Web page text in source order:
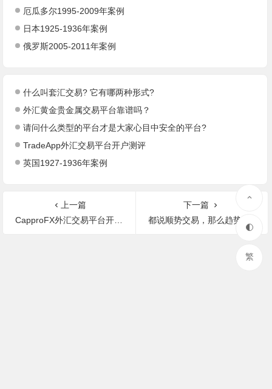
厄瓜多尔1995-2009年案例
日本1925-1936年案例
俄罗斯2005-2011年案例
什么叫套汇交易? 它有哪两种形式?
外汇黄金贵金属交易平台靠谱吗？
请问什么类型的平台才是大家心目中安全的平台?
TradeApp外汇交易平台开户测评
英国1927-1936年案例
上一篇
CapproFX外汇交易平台开户测评
下一篇
都说顺势交易，那么趋势是由什么决定的呢?
繁